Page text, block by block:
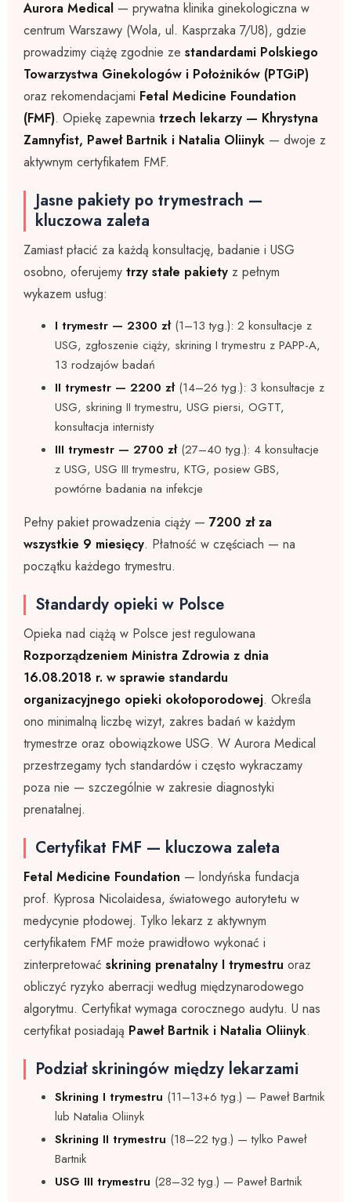
Aurora Medical — prywatna klinika ginekologiczna w
centrum Warszawy (Wola, ul. Kasprzaka 7/U8), gdzie
prowadzimy ciążę zgodnie ze standardami Polskiego
Towarzystwa Ginekologów i Położników (PTGiP)
oraz rekomendacjami Fetal Medicine Foundation
(FMF). Opiekę zapewnia trzech lekarzy — Khrystyna
Zamnyfist, Paweł Bartnik i Natalia Oliinyk — dwoje z
aktywnym certyfikatem FMF.
Jasne pakiety po trymestrach —
kluczowa zaleta
Zamiast płacić za każdą konsultację, badanie i USG
osobno, oferujemy trzy stałe pakiety z pełnym
wykazem usług:
I trymestr — 2300 zł(1–13 tyg.): 2 konsultacje z
USG, zgłoszenie ciąży, skrining I trymestru z PAPP-A,
13 rodzajów badań
II trymestr — 2200 zł(14–26 tyg.): 3 konsultacje z
USG, skrining II trymestru, USG piersi, OGTT,
konsultacja internisty
III trymestr — 2700 zł(27–40 tyg.): 4 konsultacje
z USG, USG III trymestru, KTG, posiew GBS,
powtórne badania na infekcje
Pełny pakiet prowadzenia ciąży — 7200 zł za
wszystkie 9 miesięcy. Płatność w częściach — na
początku każdego trymestru.
Standardy opieki w Polsce
Opieka nad ciążą w Polsce jest regulowana
Rozporządzeniem Ministra Zdrowia z dnia
16.08.2018 r. w sprawie standardu
organizacyjnego opieki okołoporodowej. Określa
ono minimalną liczbę wizyt, zakres badań w każdym
trymestrze oraz obowiązkowe USG. W Aurora Medical
przestrzegamy tych standardów i często wykraczamy
poza nie — szczególnie w zakresie diagnostyki
prenatalnej.
Certyfikat FMF — kluczowa zaleta
Fetal Medicine Foundation — londyńska fundacja
prof. Kyprosa Nicolaidesa, światowego autorytetu w
medycynie płodowej. Tylko lekarz z aktywnym
certyfikatem FMF może prawidłowo wykonać i
zinterpretować skrining prenatalny I trymestru oraz
obliczyć ryzyko aberracji według międzynarodowego
algorytmu. Certyfikat wymaga corocznego audytu. U nas
certyfikat posiadają Paweł Bartnik i Natalia Oliinyk.
Podział skriningów między lekarzami
Skrining I trymestru (11–13+6 tyg.) — Paweł Bartnik
lub Natalia Oliinyk
Skrining II trymestru (18–22 tyg.) — tylko Paweł
Bartnik
USG III trymestru (28–32 tyg.) — Paweł Bartnik